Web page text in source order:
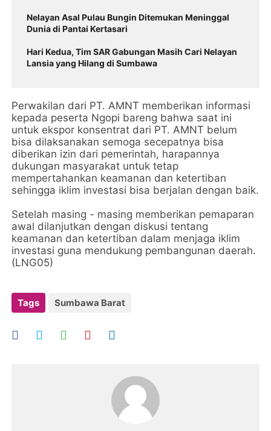
Nelayan Asal Pulau Bungin Ditemukan Meninggal
Dunia di Pantai Kertasari
Hari Kedua, Tim SAR Gabungan Masih Cari Nelayan
Lansia yang Hilang di Sumbawa
Perwakilan dari PT. AMNT memberikan informasi
kepada peserta Ngopi bareng bahwa saat ini
untuk ekspor konsentrat dari PT. AMNT belum
bisa dilaksanakan semoga secepatnya bisa
diberikan izin dari pemerintah, harapannya
dukungan masyarakat untuk tetap
mempertahankan keamanan dan ketertiban
sehingga iklim investasi bisa berjalan dengan baik.
Setelah masing - masing memberikan pemaparan
awal dilanjutkan dengan diskusi tentang
keamanan dan ketertiban dalam menjaga iklim
investasi guna mendukung pembangunan daerah.
(LNG05)
Tags Sumbawa Barat